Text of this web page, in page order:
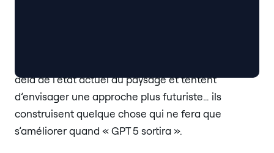
delà de l’état actuel du paysage et tentent
d’envisager une approche plus futuriste… ils
construisent quelque chose qui ne fera que
s’améliorer quand « GPT 5 sortira ».